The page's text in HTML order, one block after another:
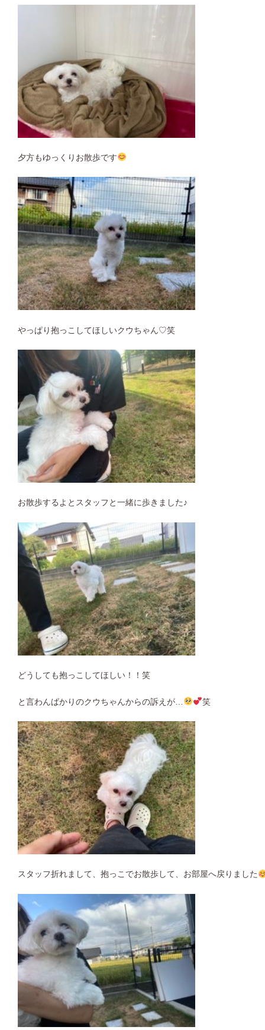
夕方もゆっくりお散歩です
やっぱり抱っこしてほしいクウちゃん♡笑
お散歩するよとスタッフと一緒に歩きました♪
どうしても抱っこしてほしい！！笑
と言わんばかりのクウちゃんからの訴えが… 笑
スタッフ折れまして、抱っこでお散歩して、お部屋へ戻りました